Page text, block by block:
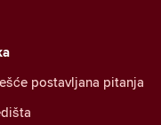
postavljana pitanja